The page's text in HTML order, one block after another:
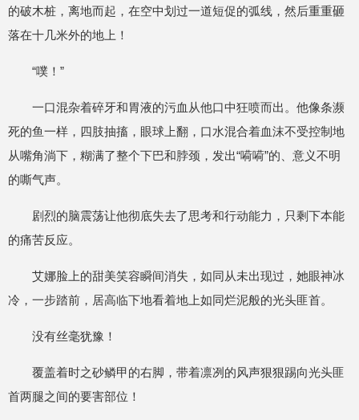
的破木桩，离地而起，在空中划过一道短促的弧线，然后重重砸
落在十几米外的地上！
“噗！”
一口混杂着碎牙和胃液的污血从他口中狂喷而出。他像条濒
死的鱼一样，四肢抽搐，眼球上翻，口水混合着血沫不受控制地
从嘴角淌下，糊满了整个下巴和脖颈，发出“嗬嗬”的、意义不明
的嘶气声。
剧烈的脑震荡让他彻底失去了思考和行动能力，只剩下本能
的痛苦反应。
艾娜脸上的甜美笑容瞬间消失，如同从未出现过，她眼神冰
冷，一步踏前，居高临下地看着地上如同烂泥般的光头匪首。
没有丝毫犹豫！
覆盖着时之砂鳞甲的右脚，带着凛冽的风声狠狠踢向光头匪
首两腿之间的要害部位！